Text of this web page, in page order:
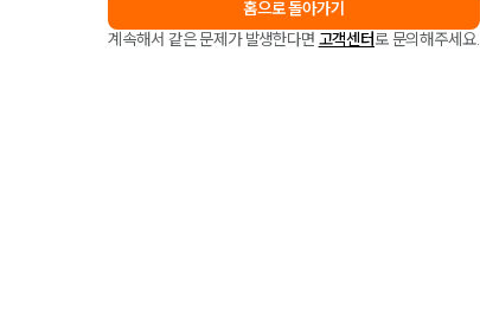
홈으로 돌아가기
계속해서 같은 문제가 발생한다면 고객센터로 문의해주세요.